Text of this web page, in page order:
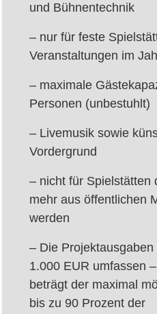
und Bühnentechnik
– nur für feste
Veranstaltungen im
– maximale
Personen (unbestuhlt)
– Livemusik sowie
Vordergrund
– nicht für Spielstätten
mehr aus öffentlichen
werden
– Die
1.000 EUR umfassen
beträgt der maximal
bis zu 90 Prozent der